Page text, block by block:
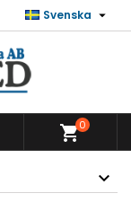
Svenska 
shopping_cart0